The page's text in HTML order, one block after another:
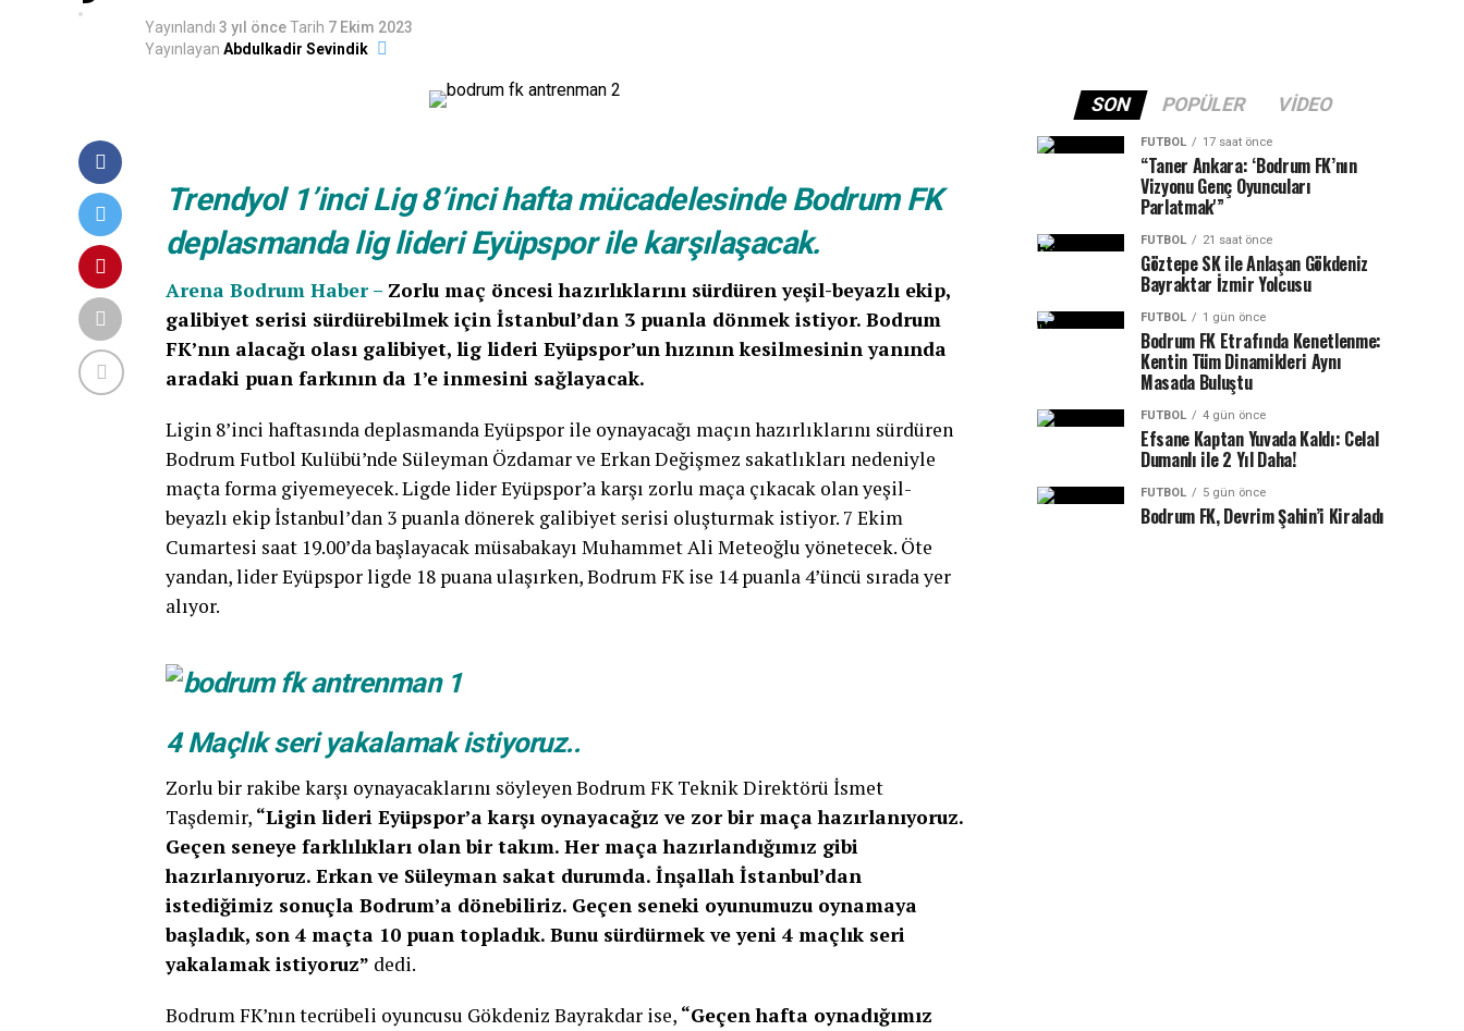
Yayınlandı 3 yıl önceTarih 7 Ekim 2023
Yayınlayan Abdulkadir Sevindik
Trendyol 1’inci Lig 8’inci hafta mücadelesinde Bodrum FK
deplasmanda lig lideri Eyüpspor ile karşılaşacak.
Arena Bodrum Haber – Zorlu maç öncesi hazırlıklarını sürdüren yeşil-beyazlı ekip,
galibiyet serisi sürdürebilmek için İstanbul’dan 3 puanla dönmek istiyor. Bodrum
FK’nın alacağı olası galibiyet, lig lideri Eyüpspor’un hızının kesilmesinin yanında
aradaki puan farkının da 1’e inmesini sağlayacak.
Ligin 8’inci haftasında deplasmanda Eyüpspor ile oynayacağı maçın hazırlıklarını sürdüren
Bodrum Futbol Kulübü’nde Süleyman Özdamar ve Erkan Değişmez sakatlıkları nedeniyle
maçta forma giyemeyecek. Ligde lider Eyüpspor’a karşı zorlu maça çıkacak olan yeşil-
beyazlı ekip İstanbul’dan 3 puanla dönerek galibiyet serisi oluşturmak istiyor. 7 Ekim
Cumartesi saat 19.00’da başlayacak müsabakayı Muhammet Ali Meteoğlu yönetecek. Öte
yandan, lider Eyüpspor ligde 18 puana ulaşırken, Bodrum FK ise 14 puanla 4’üncü sırada yer
alıyor.
4 Maçlık seri yakalamak istiyoruz..
Zorlu bir rakibe karşı oynayacaklarını söyleyen Bodrum FK Teknik Direktörü İsmet
Taşdemir, “Ligin lideri Eyüpspor’a karşı oynayacağız ve zor bir maça hazırlanıyoruz.
Geçen seneye farklılıkları olan bir takım. Her maça hazırlandığımız gibi
hazırlanıyoruz. Erkan ve Süleyman sakat durumda. İnşallah İstanbul’dan
istediğimiz sonuçla Bodrum’a dönebiliriz. Geçen seneki oyunumuzu oynamaya
başladık, son 4 maçta 10 puan topladık. Bunu sürdürmek ve yeni 4 maçlık seri
yakalamak istiyoruz” dedi.
Bodrum FK’nın tecrübeli oyuncusu Gökdeniz Bayrakdar ise, “Geçen hafta oynadığımız
SON POPÜLER VIDEO
FUTBOL 17 saat önce
“Taner Ankara: ‘Bodrum FK’nın
Vizyonu Genç Oyuncuları
Parlatmak'”
FUTBOL 21 saat önce
Göztepe SK ile Anlaşan Gökdeniz
Bayraktar İzmir Yolcusu
FUTBOL 1 gün önce
Bodrum FK Etrafında Kenetlenme:
Kentin Tüm Dinamikleri Aynı
Masada Buluştu
FUTBOL 4 gün önce
Efsane Kaptan Yuvada Kaldı: Celal
Dumanlı ile 2 Yıl Daha!
FUTBOL 5 gün önce
Bodrum FK, Devrim Şahin’i Kiraladı